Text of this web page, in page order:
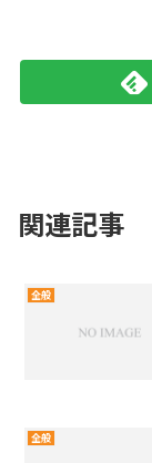
関連記事
全般
全般